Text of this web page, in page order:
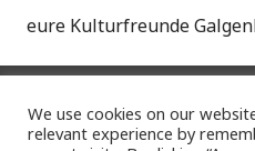
eure Kulturfreunde
IMPRESSUM DATENSCHUTZ
SPONSOREN
We use cookies on our
relevant experience by